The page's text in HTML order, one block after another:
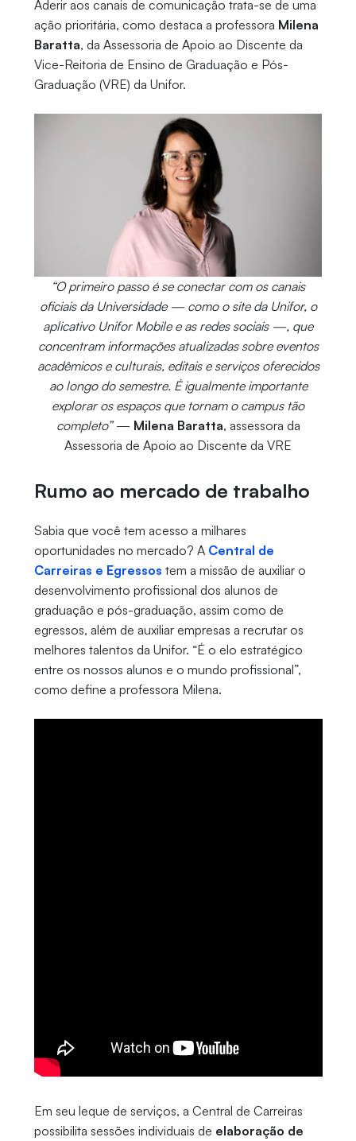
Aderir aos canais de comunicação trata-se de uma
ação prioritária, como destaca a professora Milena
Baratta, da Assessoria de Apoio ao Discente da
Vice-Reitoria de Ensino de Graduação e Pós-
Graduação (VRE) da Unifor.
“O primeiro passo é se conectar com os canais
oficiais da Universidade — como o site da Unifor, o
aplicativo Unifor Mobile e as redes sociais —, que
concentram informações atualizadas sobre eventos
acadêmicos e culturais, editais e serviços oferecidos
ao longo do semestre. É igualmente importante
explorar os espaços que tornam o campus tão
completo”— Milena Baratta, assessora da
Assessoria de Apoio ao Discente da VRE
Rumo ao mercado de trabalho
Sabia que você tem acesso a milhares
oportunidades no mercado? A Central de
Carreiras e Egressos tem a missão de auxiliar o
desenvolvimento profissional dos alunos de
graduação e pós-graduação, assim como de
egressos, além de auxiliar empresas a recrutar os
melhores talentos da Unifor. “É o elo estratégico
entre os nossos alunos e o mundo profissional”,
como define a professora Milena.
Em seu leque de serviços, a Central de Carreiras
possibilita sessões individuais de elaboração de